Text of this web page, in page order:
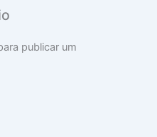
publicar um